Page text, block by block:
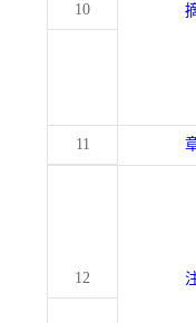
10
11
12